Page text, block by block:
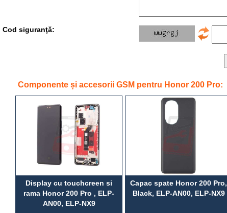
Cod siguranţă:
Componente și accesorii GSM pentru Honor 200 Pro:
Display cu touchcreen si
rama Honor 200 Pro , ELP-
AN00, ELP-NX9
Capac spate Honor 200 Pro,
Black, ELP-AN00, ELP-NX9